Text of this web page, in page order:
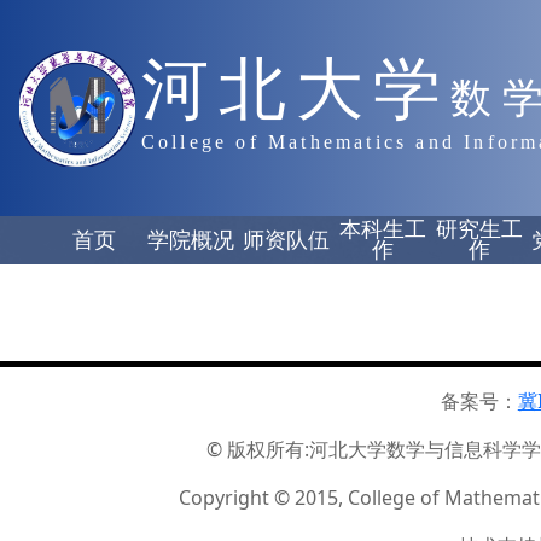
河北大学 数
College of Mathematics and
首页 学院概况 师资队伍 本科生工
作
研究生工
作
备案号：
© 版权所有:河北大学数学与信息科
Copyright © 2015, College of